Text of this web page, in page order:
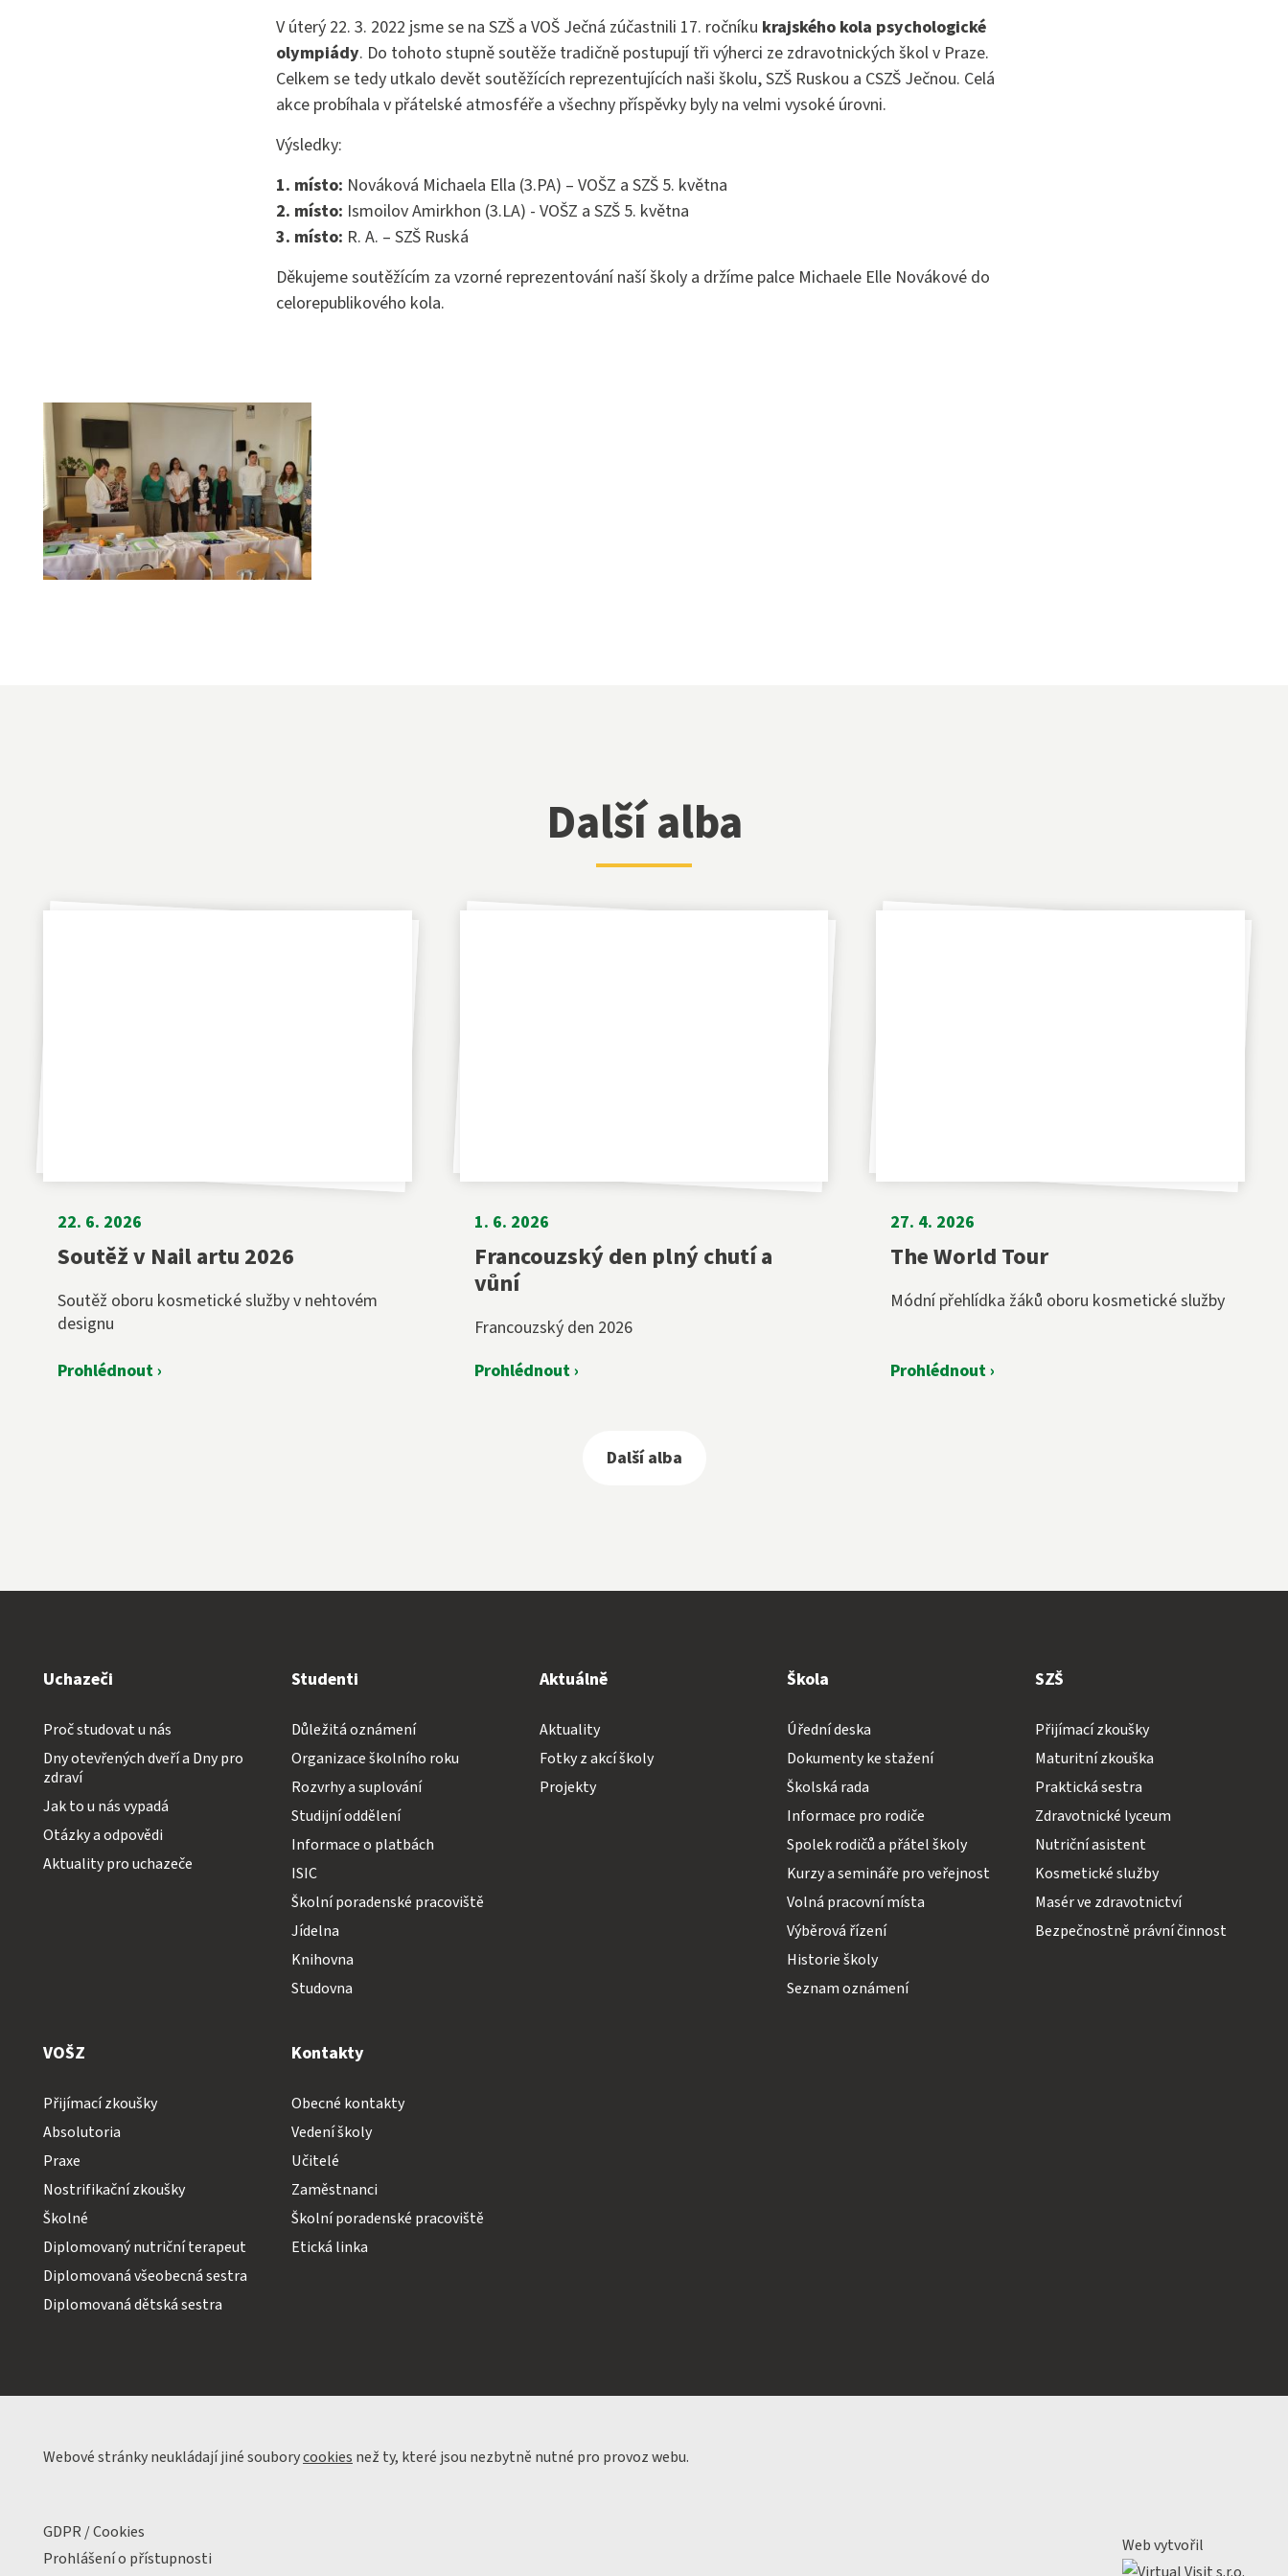
V úterý 22. 3. 2022 jsme se na SZŠ a VOŠ Ječná zúčastnili 17. ročníku krajského kola psychologické
olympiády. Do tohoto stupně soutěže tradičně postupují tři výherci ze zdravotnických škol v Praze.
Celkem se tedy utkalo devět soutěžících reprezentujících naši školu, SZŠ Ruskou a CSZŠ Ječnou. Celá
akce probíhala v přátelské atmosféře a všechny příspěvky byly na velmi vysoké úrovni.
Výsledky:
1. místo: Nováková Michaela Ella (3.PA) – VOŠZ a SZŠ 5. května
2. místo: Ismoilov Amirkhon (3.LA) - VOŠZ a SZŠ 5. května
3. místo: R. A. – SZŠ Ruská
Děkujeme soutěžícím za vzorné reprezentování naší školy a držíme palce Michaele Elle Novákové do
celorepublikového kola.
Další alba
22. 6. 2026
Soutěž v Nail artu 2026
Soutěž oboru kosmetické služby v nehtovém
designu
Prohlédnout ›
1. 6. 2026
Francouzský den plný chutí a
vůní
Francouzský den 2026
Prohlédnout ›
27. 4. 2026
The World Tour
Módní přehlídka žáků oboru kosmetické služby
Prohlédnout ›
Další alba
Uchazeči
Proč studovat u nás
Dny otevřených dveří a Dny pro
zdraví
Jak to u nás vypadá
Otázky a odpovědi
Aktuality pro uchazeče
Studenti
Důležitá oznámení
Organizace školního roku
Rozvrhy a suplování
Studijní oddělení
Informace o platbách
ISIC
Školní poradenské pracoviště
Jídelna
Knihovna
Studovna
Aktuálně
Aktuality
Fotky z akcí školy
Projekty
Škola
Úřední deska
Dokumenty ke stažení
Školská rada
Informace pro rodiče
Spolek rodičů a přátel školy
Kurzy a semináře pro veřejnost
Volná pracovní místa
Výběrová řízení
Historie školy
Seznam oznámení
SZŠ
Přijímací zkoušky
Maturitní zkouška
Praktická sestra
Zdravotnické lyceum
Nutriční asistent
Kosmetické služby
Masér ve zdravotnictví
Bezpečnostně právní činnost
VOŠZ
Přijímací zkoušky
Absolutoria
Praxe
Nostrifikační zkoušky
Školné
Diplomovaný nutriční terapeut
Diplomovaná všeobecná sestra
Diplomovaná dětská sestra
Kontakty
Obecné kontakty
Vedení školy
Učitelé
Zaměstnanci
Školní poradenské pracoviště
Etická linka
Webové stránky neukládají jiné souborycookiesnež ty, které jsou nezbytně nutné pro provoz webu.
GDPR / Cookies
Prohlášení o přístupnosti
Web vytvořil